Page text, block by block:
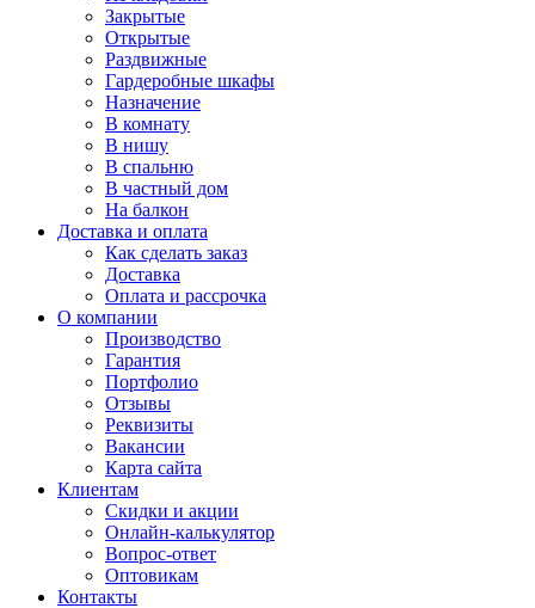
Закрытые
Открытые
Раздвижные
Гардеробные шкафы
Назначение
В комнату
В нишу
В спальню
В частный дом
На балкон
Доставка и оплата
Как сделать заказ
Доставка
Оплата и рассрочка
О компании
Производство
Гарантия
Портфолио
Отзывы
Реквизиты
Вакансии
Карта сайта
Клиентам
Скидки и акции
Онлайн-калькулятор
Вопрос-ответ
Оптовикам
Контакты